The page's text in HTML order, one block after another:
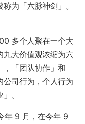
为「六脉神剑」。
多个人聚在一个大
九大价值观浓缩为六
，「团队协作」和
公司行为，个人行为
。
年 9 月，在今年 9